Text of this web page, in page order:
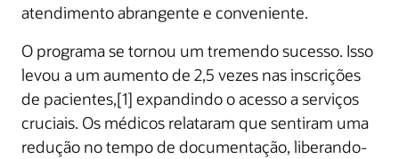
atendimento abrangente e conveniente.
O programa se tornou um tremendo sucesso. Isso
levou a um aumento de 2,5 vezes nas inscrições
de pacientes,[1] expandindo o acesso a serviços
cruciais. Os médicos relataram que sentiram uma
redução no tempo de documentação, liberando-